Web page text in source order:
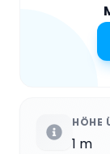
HÖHE
1 m